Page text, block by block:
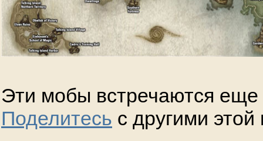
Эти мобы встречаются еще
Поделитесь с другими